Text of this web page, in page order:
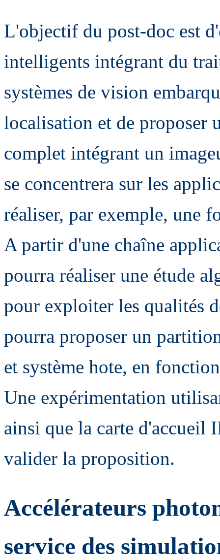
L'objectif du post-doc est
intelligents intégrant du
systèmes de vision
localisation et de proposer
complet intégrant un
se concentrera sur les
réaliser, par exemple, une
A partir d'une chaîne
pourra réaliser une étude
pour exploiter les qualités
pourra proposer un
et système hote, en
Une expérimentation
ainsi que la carte d'accueil
valider la proposition.
Accélérateurs
service des